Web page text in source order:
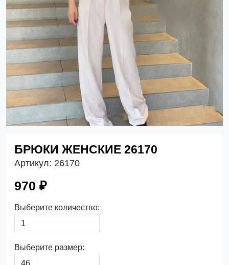
БРЮКИ ЖЕНСКИЕ 26170
Артикул: 26170
970 ₽
Выберите количество:
Выберите размер: